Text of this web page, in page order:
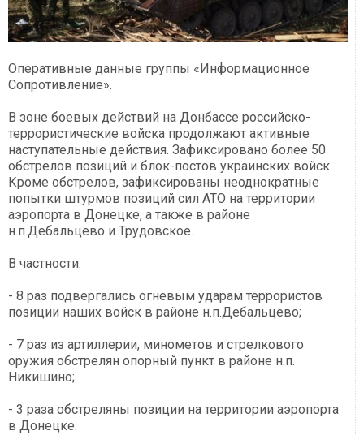
Оперативные данные группы «Информационное
Сопротивление».
В зоне боевых действий на Донбассе российско-
террористические войска продолжают активные
наступательные действия. Зафиксировано более 50
обстрелов позиций и блок-постов украинских войск.
Кроме обстрелов, зафиксированы неоднократные
попытки штурмов позиций сил АТО на территории
аэропорта в Донецке, а также в районе
н.п.Дебальцево и Трудовское.
В частности:
- 8 раз подвергались огневым ударам террористов
позиции наших войск в районе н.п.Дебальцево;
- 7 раз из артиллерии, минометов и стрелкового
оружия обстрелян опорный пункт в районе н.п.
Никишино;
- 3 раза обстреляны позиции на территории аэропорта
в Донецке.